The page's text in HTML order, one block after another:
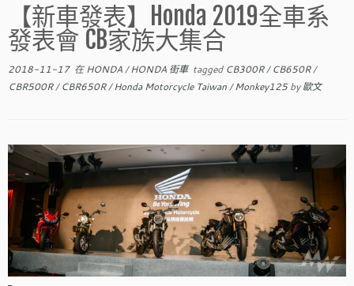
【新車發表】Honda 2019全車系
發表會 CB家族大集合
2018-11-17在HONDA/HONDA 街車 tagged CB300R/CB650R/
CBR500R/CBR650R/Honda Motorcycle Taiwan/Monkey125by歐文